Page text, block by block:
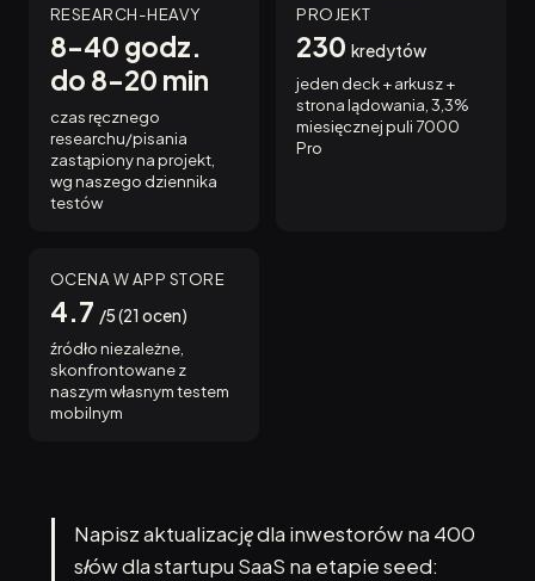
RESEARCH-HEAVY
8-40 godz.
do 8-20 min
czas ręcznego
researchu/pisania
zastąpiony na projekt,
wg naszego dziennika
testów
PROJEKT
230kredytów
jeden deck + arkusz +
strona lądowania, 3,3%
miesięcznej puli 7000
Pro
OCENA W APP STORE
4.7 /5 (21 ocen)
źródło niezależne,
skonfrontowane z
naszym własnym testem
mobilnym
Napisz aktualizację dla inwestorów na 400
słów dla startupu SaaS na etapie seed: